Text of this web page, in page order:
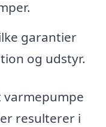
garantier
og udstyr.
resulterer i